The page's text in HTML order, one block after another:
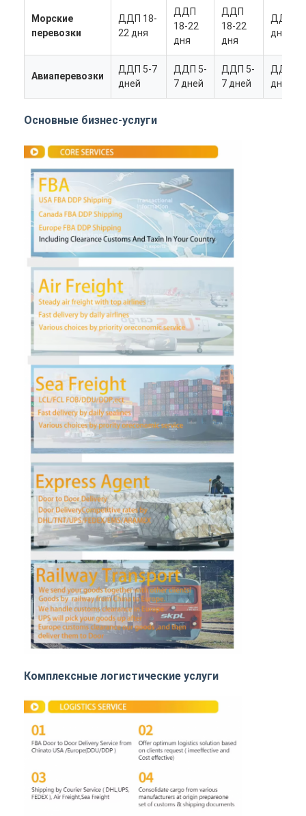
Главная страница
Продукция
О Компании
Наша фабрика
контроль качества
контактные данные
Побеседуйте теперь
Международная перевозка передняя
Перевозимый самолетами груз передний
Морские перевозки
ДДП доставка из Китая
срочная доставка
ЖЕЛЕЗНОДОРОЖНЫЕ ПЕРЕВОЗКИ
Отправить на Amazon
Грузовые перевозки
Служба хранения
Морские
перевозки
ДДП 18-
22 дня
ДДП
18-22
дня
ДДП
18-22
дня
ДДП
дня
Авиаперевозки
ДДП 5-7
дней
ДДП 5-
7 дней
ДДП 5-
7 дней
ДДП 5-
дней
Основные бизнес-услуги
Комплексные логистические услуги